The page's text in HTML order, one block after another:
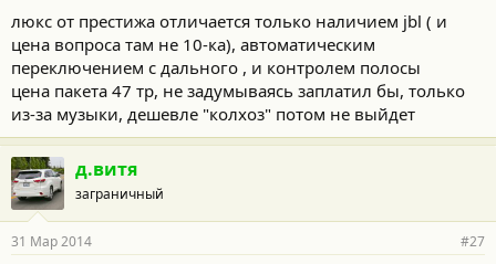
люкс от престижа отличается только наличием jbl ( и
цена вопроса там не 10-ка), автоматическим
переключением с дального , и контролем полосы
цена пакета 47 тр, не задумываясь заплатил бы, только
из-за музыки, дешевле "колхоз" потом не выйдет
д.витя
заграничный
31 Мар 2014 #27